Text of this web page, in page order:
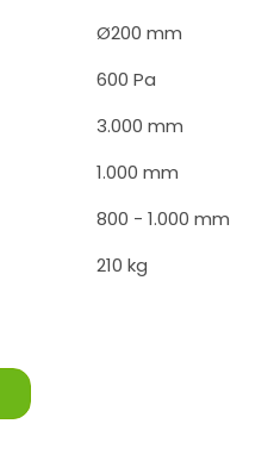
Ø200 mm
600 Pa
3.000 mm
1.000 mm
800 - 1.000 mm
210 kg